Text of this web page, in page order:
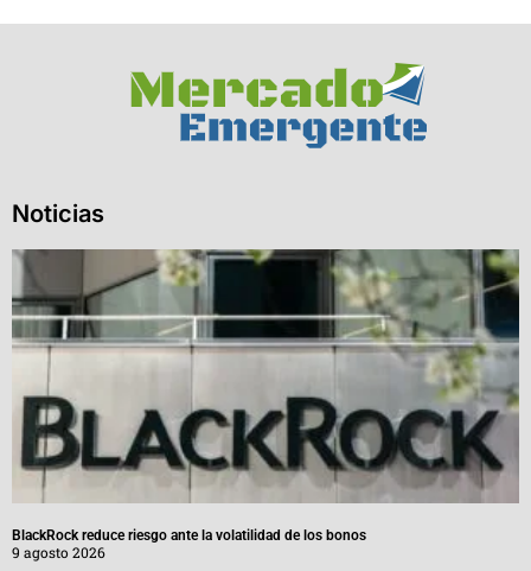
Noticias
BlackRock reduce riesgo ante la volatilidad de los bonos
9 agosto 2026